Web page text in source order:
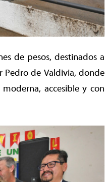
de pesos, destinados a
Pedro de Valdivia, donde
accesible y con